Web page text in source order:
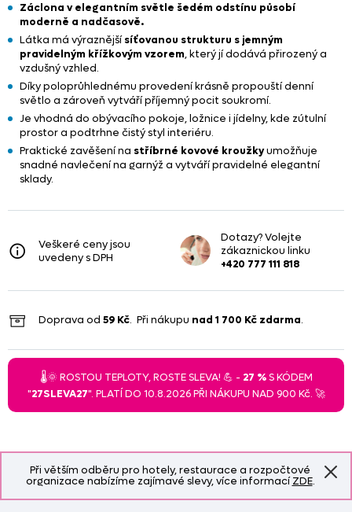
Při větším odběru pro hotely, restaurace a rozpočtové
organizace nabízíme zajímavé slevy, více informacíZDE.
Záclona v elegantním světle šedém odstínu působí
moderně a nadčasově.
Látka má výraznějšísíťovanou strukturu s jemným
pravidelným křížkovým vzorem, který jí dodává přirozený a
vzdušný vzhled.
Díky poloprůhlednému provedení krásně propouští denní
světlo a zároveň vytváří příjemný pocit soukromí.
Je vhodná do obývacího pokoje, ložnice i jídelny, kde zútulní
prostor a podtrhne čistý styl interiéru.
Praktické zavěšení na stříbrné kovové kroužkyumožňuje
snadné navlečení na garnýž a vytváří pravidelné elegantní
sklady.
Veškeré ceny jsou
uvedeny s DPH
Dotazy? Volejte
zákaznickou linku
+420 777 111 818
Doprava od 59 Kč. Při nákupu nad 1 700 Kč zdarma.
🌡️🌞 ROSTOU TEPLOTY, ROSTE SLEVA! 💪 - 27 %S KÓDEM
"27SLEVA27". PLATÍ DO 10.8.2026 PŘI NÁKUPU NAD 900 Kč. 🚀